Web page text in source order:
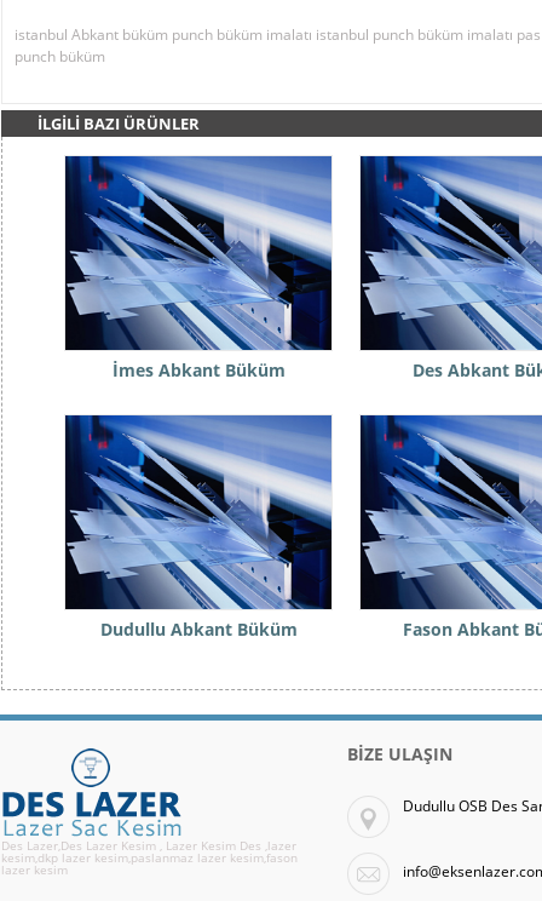
istanbul Abkant büküm punch büküm imalatı istanbul punch büküm imalatı
punch büküm
İLGİLİ BAZI ÜRÜNLER
İmes Abkant Büküm Des Abkant
Dudullu Abkant Büküm Fason Abkant
Des Lazer,Des Lazer Kesim , Lazer Kesim Des ,lazer
kesim,dkp lazer kesim,paslanmaz lazer kesim,fason
lazer kesim
BİZE ULAŞIN
Dudullu OSB Des